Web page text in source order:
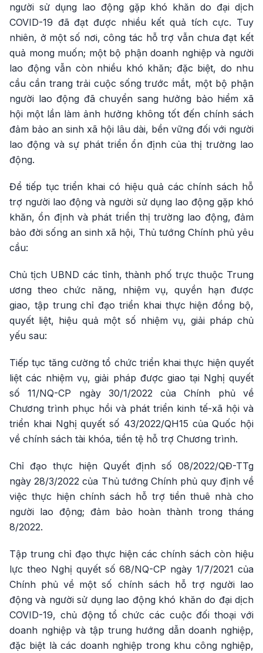
người sử dụng lao động gặp khó khăn do đại dịch
COVID-19 đã đạt được nhiều kết quả tích cực. Tuy
nhiên, ở một số nơi, công tác hỗ trợ vẫn chưa đạt kết
quả mong muốn; một bộ phận doanh nghiệp và người
lao động vẫn còn nhiều khó khăn; đặc biệt, do nhu
cầu cần trang trải cuộc sống trước mắt, một bộ phận
người lao động đã chuyển sang hưởng bảo hiểm xã
hội một lần làm ảnh hưởng không tốt đến chính sách
đảm bảo an sinh xã hội lâu dài, bền vững đối với người
lao động và sự phát triển ổn định của thị trường lao
động.
Để tiếp tục triển khai có hiệu quả các chính sách hỗ
trợ người lao động và người sử dụng lao động gặp khó
khăn, ổn định và phát triển thị trường lao động, đảm
bảo đời sống an sinh xã hội, Thủ tướng Chính phủ yêu
cầu:
Chủ tịch UBND các tỉnh, thành phố trực thuộc Trung
ương theo chức năng, nhiệm vụ, quyền hạn được
giao, tập trung chỉ đạo triển khai thực hiện đồng bộ,
quyết liệt, hiệu quả một số nhiệm vụ, giải pháp chủ
yếu sau:
Tiếp tục tăng cường tổ chức triển khai thực hiện quyết
liệt các nhiệm vụ, giải pháp được giao tại Nghị quyết
số 11/NQ-CP ngày 30/1/2022 của Chính phủ về
Chương trình phục hồi và phát triển kinh tế-xã hội và
triển khai Nghị quyết số 43/2022/QH15 của Quốc hội
về chính sách tài khóa, tiền tệ hỗ trợ Chương trình.
Chỉ đạo thực hiện Quyết định số 08/2022/QĐ-TTg
ngày 28/3/2022 của Thủ tướng Chính phủ quy định về
việc thực hiện chính sách hỗ trợ tiền thuê nhà cho
người lao động; đảm bảo hoàn thành trong tháng
8/2022.
Tập trung chỉ đạo thực hiện các chính sách còn hiệu
lực theo Nghị quyết số 68/NQ-CP ngày 1/7/2021 của
Chính phủ về một số chính sách hỗ trợ người lao
động và người sử dụng lao động khó khăn do đại dịch
COVID-19, chủ động tổ chức các cuộc đối thoại với
doanh nghiệp và tập trung hướng dẫn doanh nghiệp,
đặc biệt là các doanh nghiệp trong khu công nghiệp,